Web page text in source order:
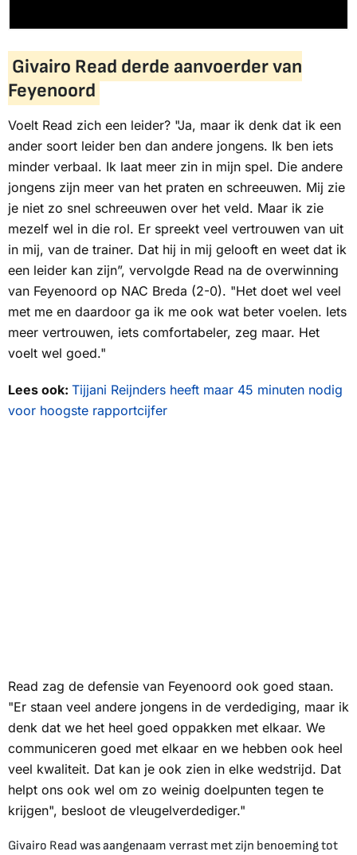
Givairo Read derde aanvoerder van
Feyenoord
Voelt Read zich een leider? "Ja, maar ik denk dat ik een
ander soort leider ben dan andere jongens. Ik ben iets
minder verbaal. Ik laat meer zin in mijn spel. Die andere
jongens zijn meer van het praten en schreeuwen. Mij zie
je niet zo snel schreeuwen over het veld. Maar ik zie
mezelf wel in die rol. Er spreekt veel vertrouwen van uit
in mij, van de trainer. Dat hij in mij gelooft en weet dat ik
een leider kan zijn”, vervolgde Read na de overwinning
van Feyenoord op NAC Breda (2-0). "Het doet wel veel
met me en daardoor ga ik me ook wat beter voelen. Iets
meer vertrouwen, iets comfortabeler, zeg maar. Het
voelt wel goed."
Lees ook: Tijjani Reijnders heeft maar 45 minuten nodig
voor hoogste rapportcijfer
Read zag de defensie van Feyenoord ook goed staan.
"Er staan veel andere jongens in de verdediging, maar ik
denk dat we het heel goed oppakken met elkaar. We
communiceren goed met elkaar en we hebben ook heel
veel kwaliteit. Dat kan je ook zien in elke wedstrijd. Dat
helpt ons ook wel om zo weinig doelpunten tegen te
krijgen", besloot de vleugelverdediger."
Givairo Read was aangenaam verrast met zijn benoeming tot